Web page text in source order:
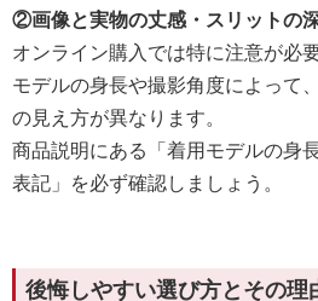
②画像と実物の丈感・スリットの
オンライン購入では特に注意が必要
モデルの身長や撮影角度によって
の見え方が異なります。
商品説明にある「着用モデルの身
表記」を必ず確認しましょう。
後悔しやすい選び方とその理